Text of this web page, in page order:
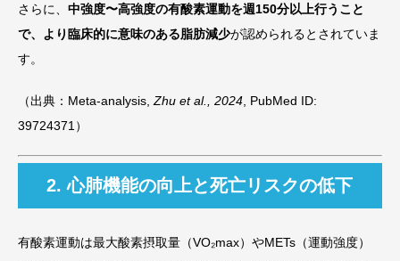
さらに、 中強度〜高強度の有酸素運動を週150分以上行うこと
で、より臨床的に意味のある脂肪減少が認められるとされていま
す。
（出典：Meta-analysis, Zhu et al., 2024 , PubMed ID:
39724371）
2. 心肺機能の向上と死亡リスクの低下
有酸素運動は最大酸素摂取量（VO₂max）やMETs（運動強度）